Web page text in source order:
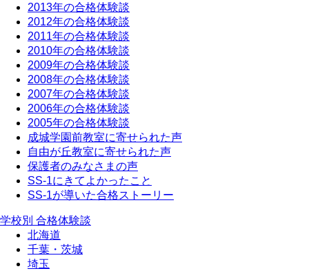
2013年の合格体験談
2012年の合格体験談
2011年の合格体験談
2010年の合格体験談
2009年の合格体験談
2008年の合格体験談
2007年の合格体験談
2006年の合格体験談
2005年の合格体験談
成城学園前教室に寄せられた声
自由が丘教室に寄せられた声
保護者のみなさまの声
SS-1にきてよかったこと
SS-1が導いた合格ストーリー
学校別 合格体験談
北海道
千葉・茨城
埼玉